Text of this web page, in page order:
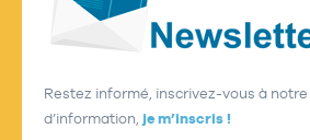
Restez informé, inscrivez-vous à
d’information, je m’inscris !